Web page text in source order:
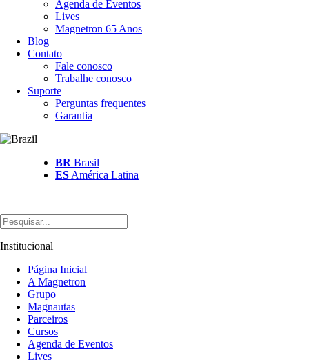
Agenda de Eventos
Lives
Magnetron 65 Anos
Blog
Contato
Fale conosco
Trabalhe conosco
Suporte
Perguntas frequentes
Garantia
BR Brasil
ES América Latina
Institucional
Página Inicial
A Magnetron
Grupo
Magnautas
Parceiros
Cursos
Agenda de Eventos
Lives